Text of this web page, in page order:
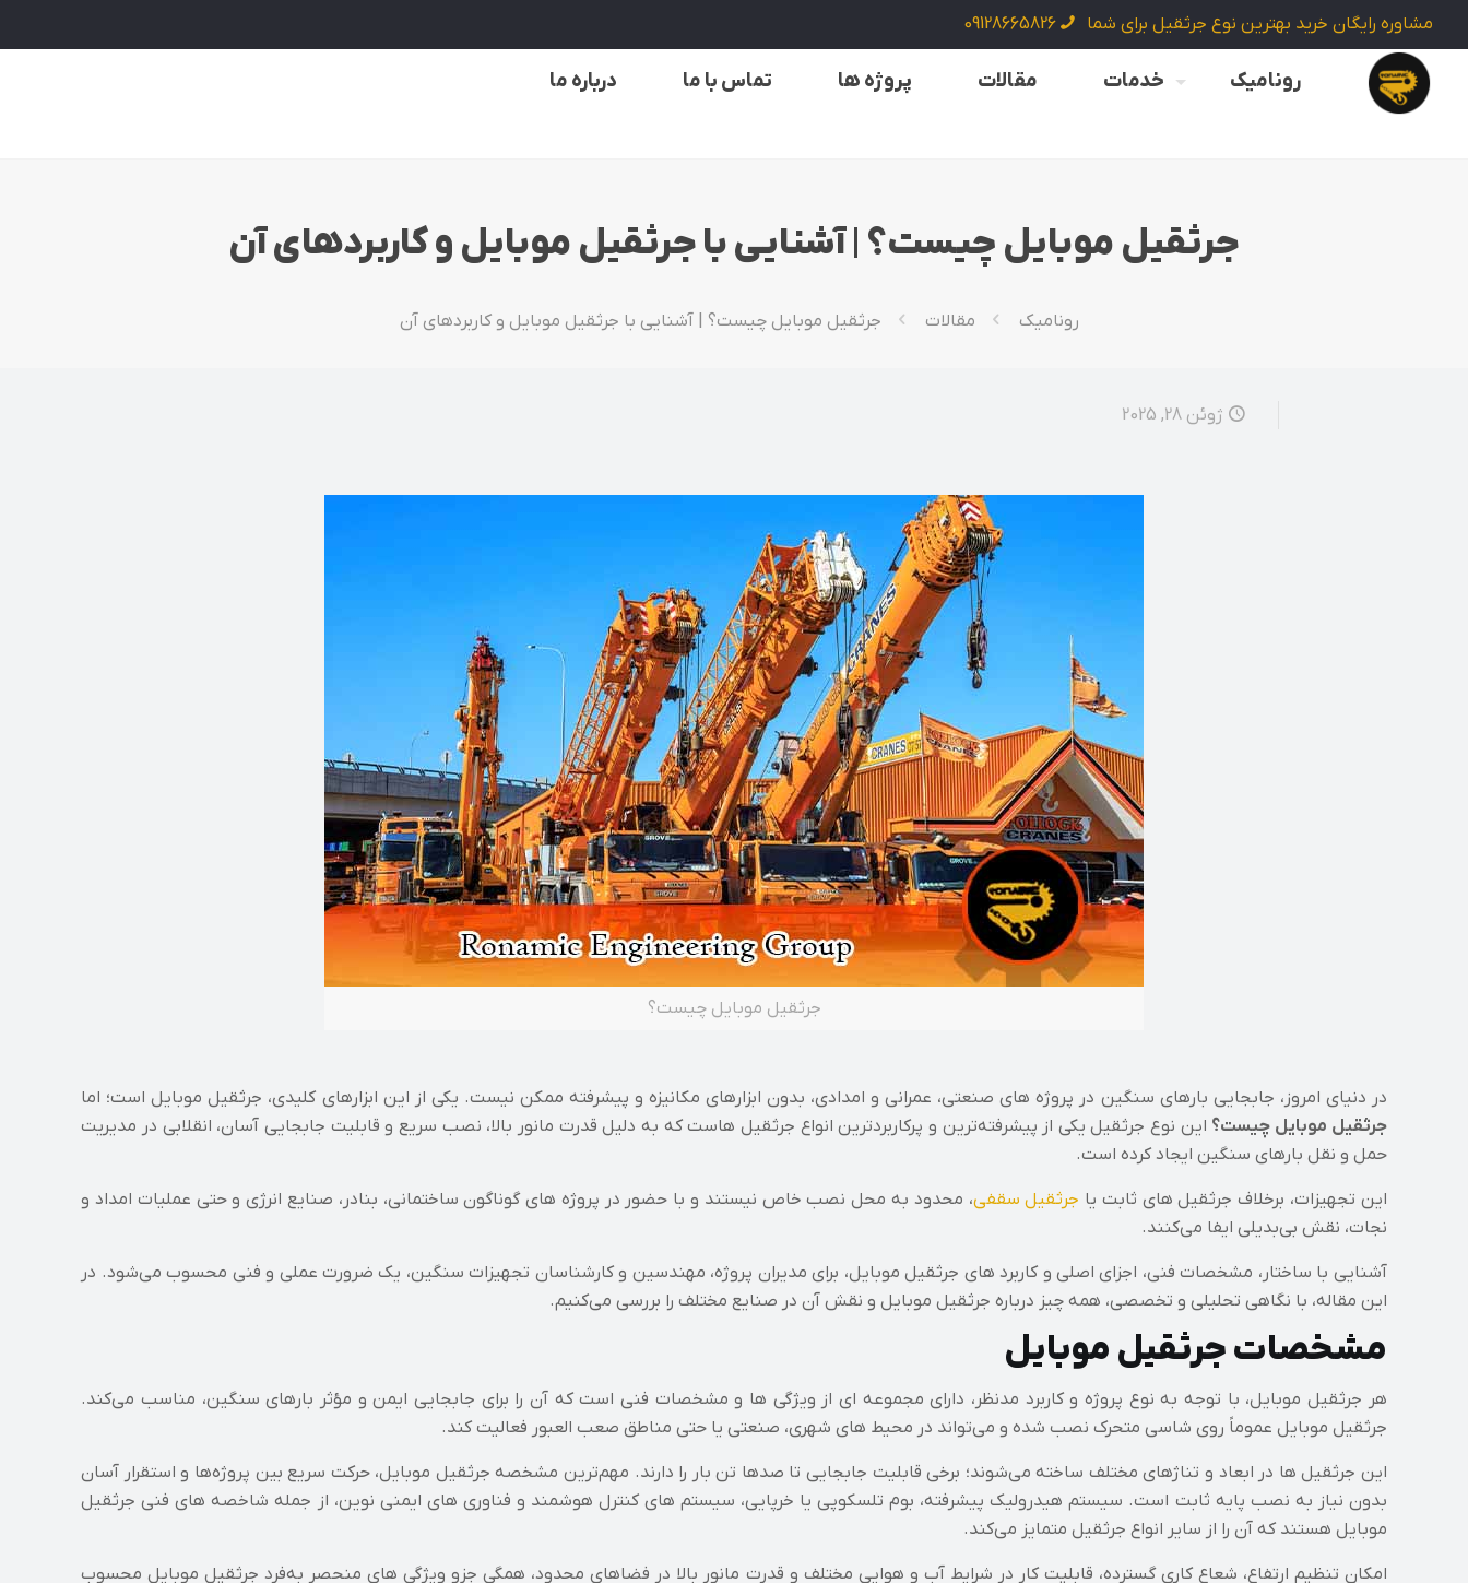
مشاوره رایگان خرید بهترین نوع جرثقیل برای شما 09128665826
رونامیک خدمات مقالات پروژه ها تماس با ما درباره ما
جرثقیل موبایل چیست؟ | آشنایی با جرثقیل موبایل و کاربردهای آن
رونامیک مقالات جرثقیل موبایل چیست؟ | آشنایی با جرثقیل موبایل و کاربردهای آن
ژوئن 28, 2025
جرثقیل موبایل چیست؟
در دنیای امروز، جابجایی بارهای سنگین در پروژه‌ های صنعتی، عمرانی و امدادی، بدون ابزارهای مکانیزه و پیشرفته ممکن نیست. یکی از این ابزارهای کلیدی، جرثقیل موبایل است؛ اما
جرثقیل موبایل چیست؟ این نوع جرثقیل یکی از پیشرفته‌ترین و پرکاربردترین انواع جرثقیل‌ هاست که به دلیل قدرت مانور بالا، نصب سریع و قابلیت جابجایی آسان، انقلابی در مدیریت
حمل و نقل بارهای سنگین ایجاد کرده است.
این تجهیزات، برخلاف جرثقیل‌ های ثابت یا جرثقیل سقفی، محدود به محل نصب خاص نیستند و با حضور در پروژه‌ های گوناگون ساختمانی، بنادر، صنایع انرژی و حتی عملیات امداد و
نجات، نقش بی‌بدیلی ایفا می‌کنند.
آشنایی با ساختار، مشخصات فنی، اجزای اصلی و کاربرد های جرثقیل موبایل، برای مدیران پروژه، مهندسین و کارشناسان تجهیزات سنگین، یک ضرورت عملی و فنی محسوب می‌شود. در
این مقاله، با نگاهی تحلیلی و تخصصی، همه چیز درباره جرثقیل موبایل و نقش آن در صنایع مختلف را بررسی می‌کنیم.
مشخصات جرثقیل موبایل
هر جرثقیل موبایل، با توجه به نوع پروژه و کاربرد مدنظر، دارای مجموعه‌ ای از ویژگی‌ ها و مشخصات فنی است که آن را برای جابجایی ایمن و مؤثر بارهای سنگین، مناسب می‌کند.
جرثقیل موبایل عموماً روی شاسی متحرک نصب شده و می‌تواند در محیط‌ های شهری، صنعتی یا حتی مناطق صعب‌ العبور فعالیت کند.
این جرثقیل‌ ها در ابعاد و تناژهای مختلف ساخته می‌شوند؛ برخی قابلیت جابجایی تا صدها تن بار را دارند. مهم‌ترین مشخصه جرثقیل موبایل، حرکت سریع بین پروژه‌ها و استقرار آسان
بدون نیاز به نصب پایه ثابت است. سیستم هیدرولیک پیشرفته، بوم تلسکوپی یا خرپایی، سیستم‌ های کنترل هوشمند و فناوری‌ های ایمنی نوین، از جمله شاخصه‌ های فنی جرثقیل
موبایل هستند که آن را از سایر انواع جرثقیل متمایز می‌کند.
امکان تنظیم ارتفاع، شعاع کاری گسترده، قابلیت کار در شرایط آب‌ و هوایی مختلف و قدرت مانور بالا در فضاهای محدود، همگی جزو ویژگی‌ های منحصر به‌فرد جرثقیل موبایل محسوب